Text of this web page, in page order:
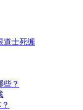
道士死缠
些？